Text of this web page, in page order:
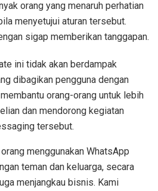
orang yang menaruh perhatian
menyetujui aturan tersebut.
sigap memberikan tanggapan.
ini tidak akan berdampak
dibagikan pengguna dengan
orang-orang untuk lebih
dan mendorong kegiatan
tersebut.
menggunakan WhatsApp
teman dan keluarga, secara
menjangkau bisnis. Kami